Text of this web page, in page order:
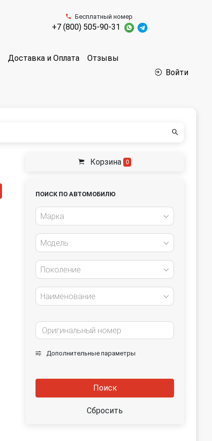
Бесплатный номер
+7 (800) 505-90-31
Доставка и Оплата Отзывы
Войти
Корзина 0
ПОИСК ПО АВТОМОБИЛЮ
Марка
Модель
Поколение
Наименование
Дополнительные параметры
Поиск
Сбросить